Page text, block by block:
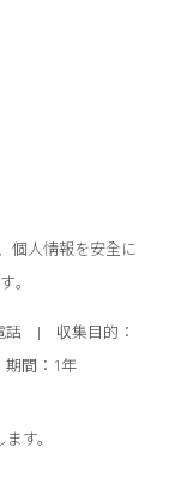
個人情報を安全に
。
話 |
収集目的：
期間：1年
す。